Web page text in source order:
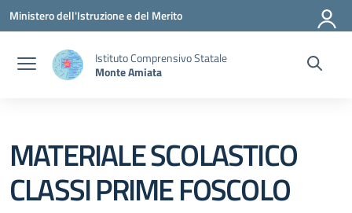
Vai ai contenuti
Vai al menu di navigazione
Vai al footer
Ministero dell'Istruzione e del Merito
Istituto Comprensivo Statale
Monte Amiata
MATERIALE SCOLASTICO
CLASSI PRIME FOSCOLO